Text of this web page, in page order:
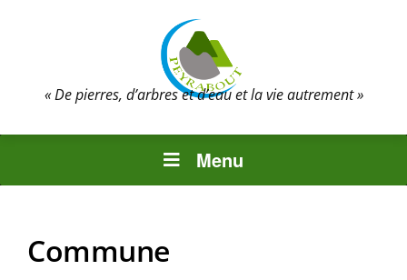
« De pierres, d’arbres et d’eau et la vie autrement »
Menu
Commune